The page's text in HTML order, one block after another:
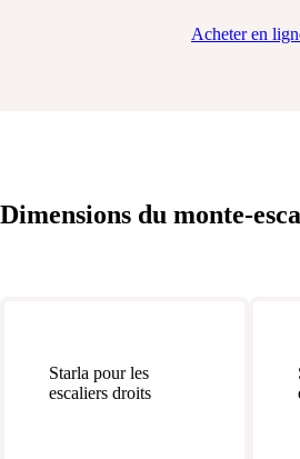
Acheter en
Dimensions du monte-
Starla pour les
escaliers droits